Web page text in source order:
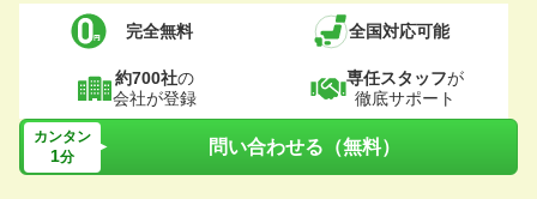
完全無料 全国対応可能
約700社の
会社が登録
専任スタッフが
徹底サポート
カンタン
1分 問い合わせる（無料）